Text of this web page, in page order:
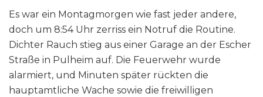
Es war ein Montagmorgen wie fast jeder andere,
doch um 8:54 Uhr zerriss ein Notruf die Routine.
Dichter Rauch stieg aus einer Garage an der Escher
Straße in Pulheim auf. Die Feuerwehr wurde
alarmiert, und Minuten später rückten die
hauptamtliche Wache sowie die freiwilligen